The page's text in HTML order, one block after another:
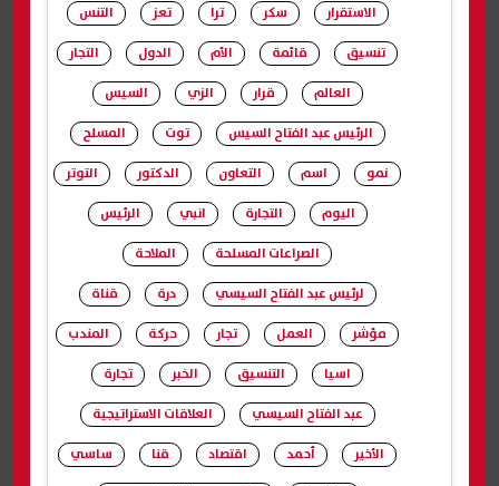
الاستقرار
سكر ترا تعز
التنس
تنسيق
قائمة الأم الدول
التجار
العالم
قرار الزي
السيس
الرئيس عبد الفتاح السيس
توت
المسلح
نمو
اسم التعاون الدكتور
التوتر
اليوم
التجارة انبي
الرئيس
الصراعات المسلحة
الملاحة
لرئيس عبد الفتاح السيسي
درة
قناة
مؤشر
العمل تجار حركة
المندب
اسيا
التنسيق الخبر
تجارة
عبد الفتاح السيسي
العلاقات الاستراتيجية
الأخير
أحمد اقتصاد قنا
ساسي